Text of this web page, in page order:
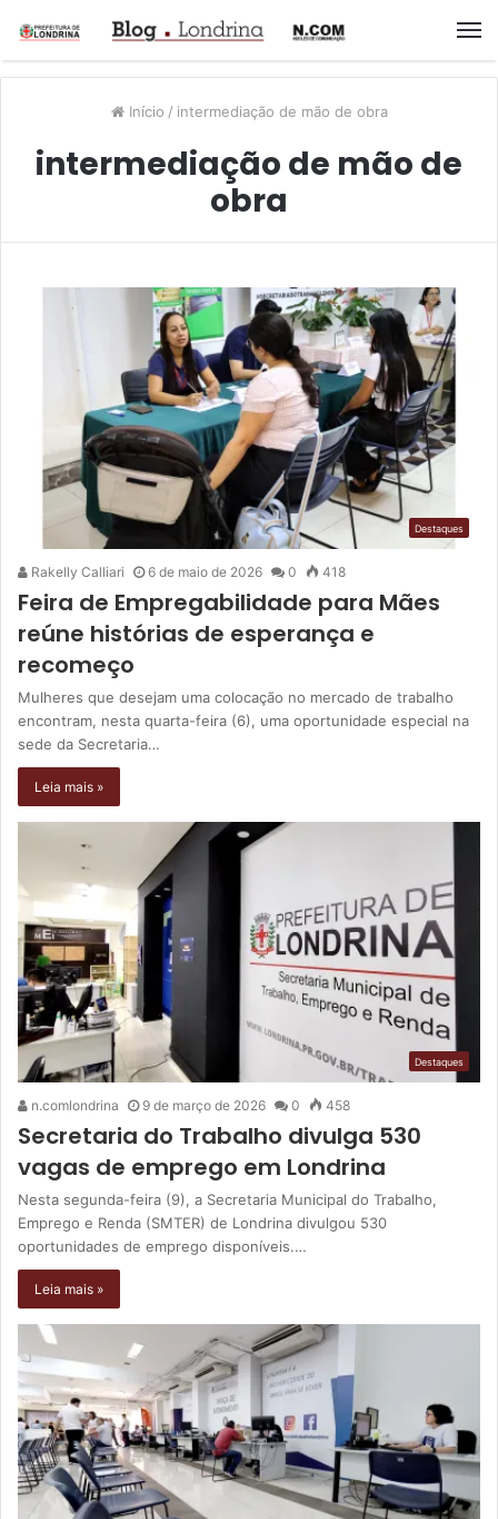
Início / intermediação de mão de obra
intermediação de mão de
obra
Destaques
Rakelly Calliari 6 de maio de 2026 0 418
Feira de Empregabilidade para Mães
reúne histórias de esperança e
recomeço
Mulheres que desejam uma colocação no mercado de trabalho
encontram, nesta quarta-feira (6), uma oportunidade especial na
sede da Secretaria…
Leia mais »
Destaques
n.comlondrina 9 de março de 2026 0 458
Secretaria do Trabalho divulga 530
vagas de emprego em Londrina
Nesta segunda-feira (9), a Secretaria Municipal do Trabalho,
Emprego e Renda (SMTER) de Londrina divulgou 530
oportunidades de emprego disponíveis.…
Leia mais »